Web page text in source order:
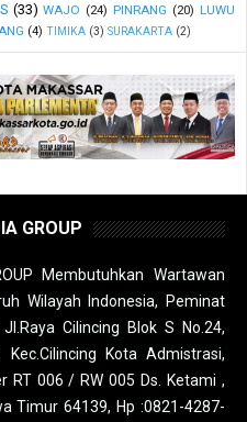
(33) WAJO (24) PINRANG (20) LUWU
(4) TIMIKA (3) SURAKARTA (2)
GROUP
Membutuhkan Wartawan
Wilayah Indonesia, Peminat
Cilincing Blok S No.24,
Kec.Cilincing Kota Admistrasi,
RT 006 / RW 005 Ds. Ketami ,
Timur 64139, Hp :0821-4287-